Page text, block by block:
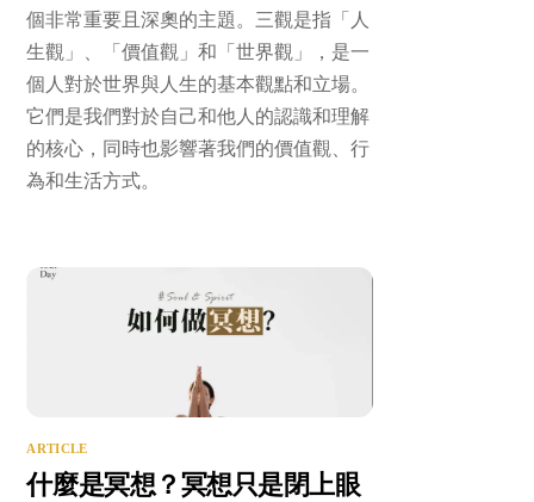
個非常重要且深奧的主題。三觀是指「人
生觀」、「價值觀」和「世界觀」，是一
個人對於世界與人生的基本觀點和立場。
它們是我們對於自己和他人的認識和理解
的核心，同時也影響著我們的價值觀、行
為和生活方式。
ARTICLE
什麼是冥想？冥想只是閉上眼